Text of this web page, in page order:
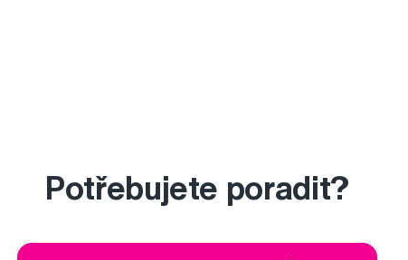
Potřebujete poradit?